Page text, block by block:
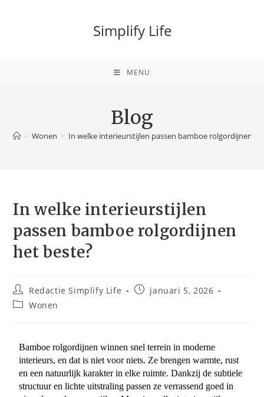
Simplify Life
MENU
Blog
> Wonen > In welke interieurstijlen passen bamboe rolgordijnen
In welke interieurstijlen
passen bamboe rolgordijnen
het beste?
Redactie Simplify Life
januari 5, 2026
Wonen
Bamboe rolgordijnen winnen snel terrein in moderne
interieurs, en dat is niet voor niets. Ze brengen warmte, rust
en een natuurlijk karakter in elke ruimte. Dankzij de subtiele
structuur en lichte uitstraling passen ze verrassend goed in